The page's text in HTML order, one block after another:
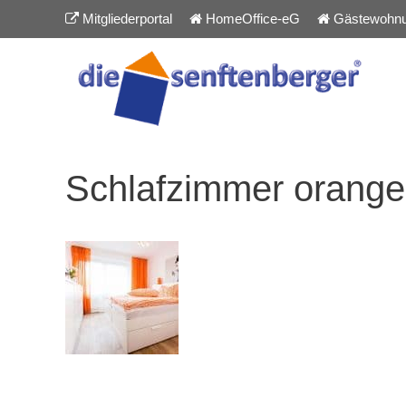
Mitgliederportal HomeOffice-eG
Schlafzimmer orange